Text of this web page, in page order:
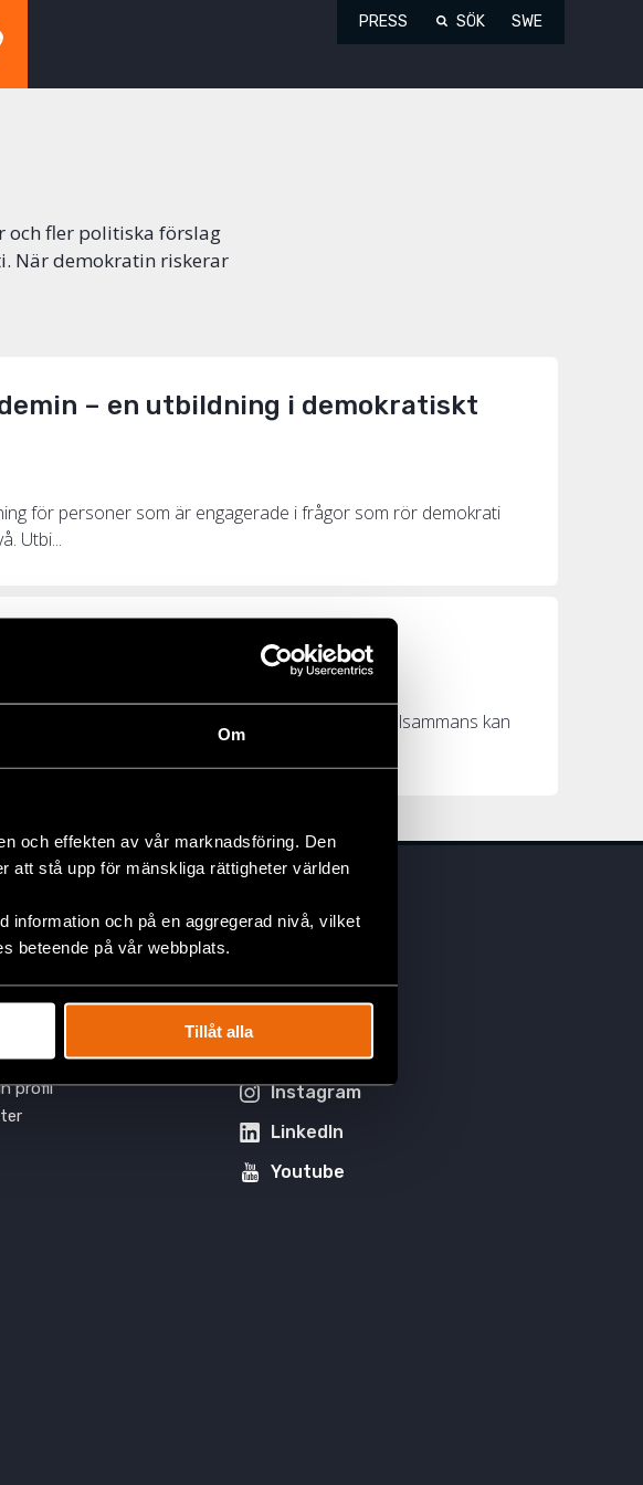
Om
och effekten av vår marknadsföring. Den
att stå upp för mänskliga rättigheter världen
information och på en aggregerad nivå, vilket
beteende på vår webbplats.
Tillåt alla
PRESS SÖK SWE
och fler politiska förslag
När demokratin riskerar
– en utbildning i demokratiskt
för personer som är engagerade i frågor som rör demokrati
Utbi...
Det är därför dags att börja testa hur vi tillsammans kan
oss
profil
Facebook
Instagram
LinkedIn
Youtube